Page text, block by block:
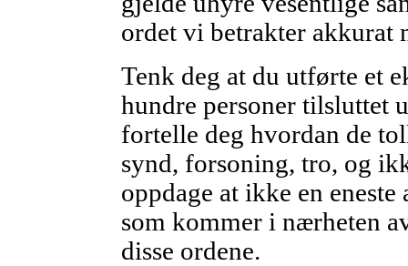
ordet vi betrakter akkurat
Tenk deg at du utførte et
hundre personer tilsluttet
fortelle deg hvordan de
synd, forsoning, tro, og
oppdage at ikke en
som kommer i nærheten
disse ordene.